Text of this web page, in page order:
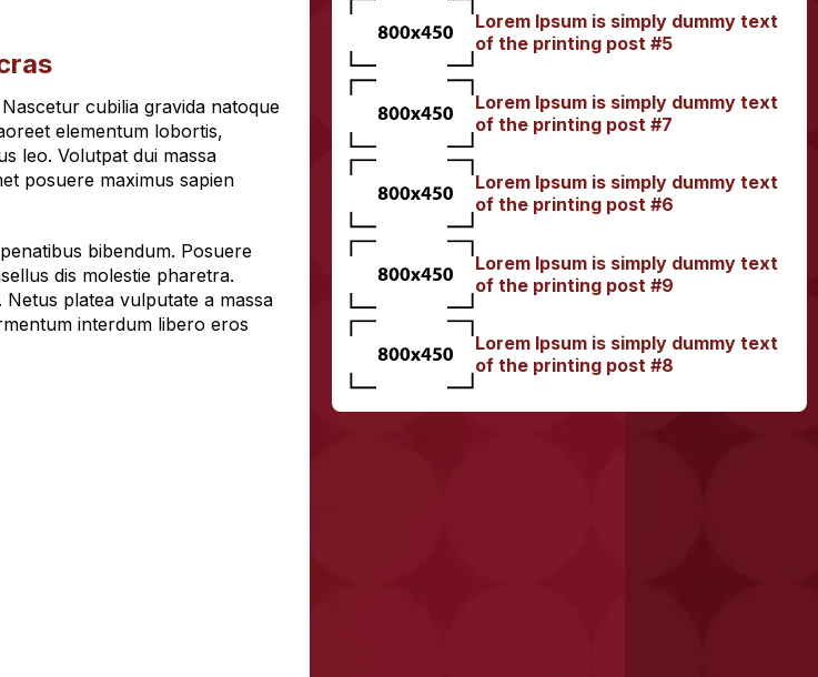
cubilia gravida natoque
elementum lobortis,
leo. Volutpat dui massa
posuere maximus sapien
bibendum. Posuere
dis molestie pharetra.
platea vulputate a massa
interdum libero eros
Lorem Ipsum is simply dummy text
of the printing post #5
Lorem Ipsum is simply dummy text
of the printing post #7
Lorem Ipsum is simply dummy text
of the printing post #6
Lorem Ipsum is simply dummy text
of the printing post #9
Lorem Ipsum is simply dummy text
of the printing post #8